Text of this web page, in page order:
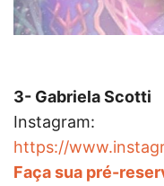
3- Gabriela Scotti
Instagram:
https://
Faça sua pré-